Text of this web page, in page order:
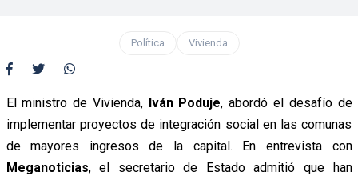
Política Vivienda
El ministro de Vivienda, Iván Poduje, abordó el desafío de
implementar proyectos de integración social en las comunas
de mayores ingresos de la capital. En entrevista con
Meganoticias, el secretario de Estado admitió que han